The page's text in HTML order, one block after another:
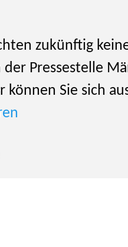
zukünftig
der Pressestelle
können Sie sich